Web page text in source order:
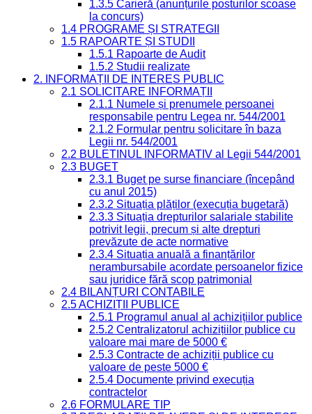
1.3.5 Carieră (anunțurile posturilor scoase
la concurs)
1.4 PROGRAME ȘI STRATEGII
1.5 RAPOARTE ȘI STUDII
1.5.1 Rapoarte de Audit
1.5.2 Studii realizate
2. INFORMAȚII DE INTERES PUBLIC
2.1 SOLICITARE INFORMAȚII
2.1.1 Numele și prenumele persoanei
responsabile pentru Legea nr. 544/2001
2.1.2 Formular pentru solicitare în baza
Legii nr. 544/2001
2.2 BULETINUL INFORMATIV al Legii 544/2001
2.3 BUGET
2.3.1 Buget pe surse financiare (începând
cu anul 2015)
2.3.2 Situația plăților (execuția bugetară)
2.3.3 Situația drepturilor salariale stabilite
potrivit legii, precum și alte drepturi
prevăzute de acte normative
2.3.4 Situația anuală a finanțărilor
nerambursabile acordate persoanelor fizice
sau juridice fără scop patrimonial
2.4 BILANȚURI CONTABILE
2.5 ACHIZIȚII PUBLICE
2.5.1 Programul anual al achizițiilor publice
2.5.2 Centralizatorul achizițiilor publice cu
valoare mai mare de 5000 €
2.5.3 Contracte de achiziții publice cu
valoare de peste 5000 €
2.5.4 Documente privind execuția
contractelor
2.6 FORMULARE TIP